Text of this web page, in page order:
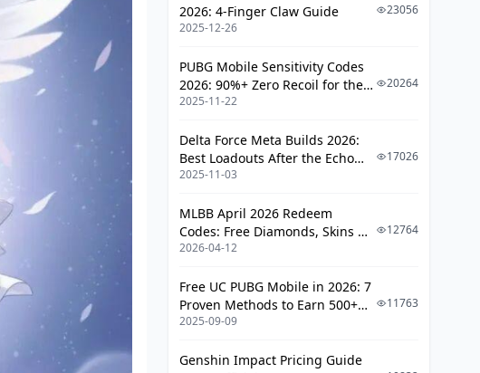
2026: 4-Finger Claw Guide
2025-12-26
23056
PUBG Mobile Sensitivity Codes
2026: 90%+ Zero Recoil for the
V4.4 M416 & AUG Meta
2025-11-22
20264
Delta Force Meta Builds 2026:
Best Loadouts After the Echo
Season Update
2025-11-03
17026
MLBB April 2026 Redeem
Codes: Free Diamonds, Skins &
Starlight Rewards
2026-04-12
12764
Free UC PUBG Mobile in 2026: 7
Proven Methods to Earn 500+
UC (V4.3 & RPA18 Updates)
2025-09-09
11763
Genshin Impact Pricing Guide